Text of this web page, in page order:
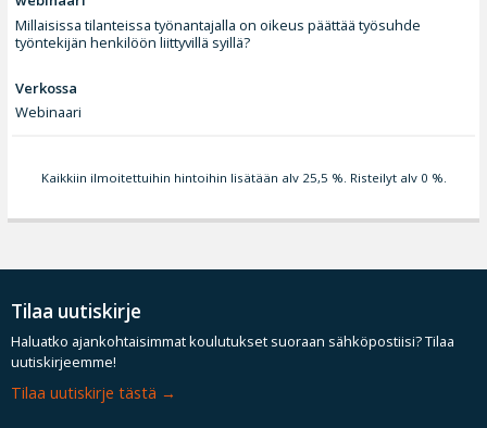
Millaisissa tilanteissa työnantajalla on oikeus päättää työsuhde
työntekijän henkilöön liittyvillä syillä?
Verkossa
Webinaari
Kaikkiin ilmoitettuihin hintoihin lisätään alv 25,5 %. Risteilyt alv 0 %.
Tilaa uutiskirje
Haluatko ajankohtaisimmat koulutukset suoraan sähköpostiisi? Tilaa
uutiskirjeemme!
Tilaa uutiskirje tästä